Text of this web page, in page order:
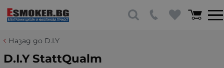
Назад до D.I.Y
D.I.Y StattQualm